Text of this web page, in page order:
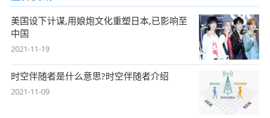
美国设下计谋,用娘炮文化重塑日本,已影响至
中国
2021-11-19
时空伴随者是什么意思?时空伴随者介绍
2021-11-09